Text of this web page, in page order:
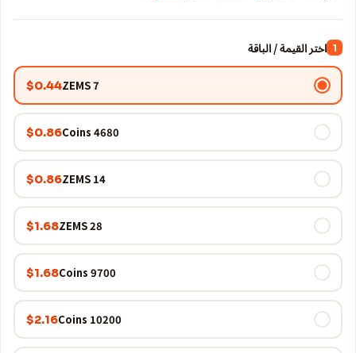
1 اختر القيمة / الباقة
7 ZEMS
$0.44
4680 Coins
$0.86
14 ZEMS
$0.86
28 ZEMS
$1.68
9700 Coins
$1.68
10200 Coins
$2.16